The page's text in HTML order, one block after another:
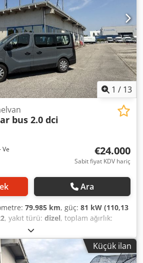
1 / 13
Ve
bus 2.0 dci
€24.000
Sabit fiyat KDV hariç
Ara
79.985 km, güç: 81 kW (110,13
, yakıt türü: dizel, toplam ağırlık:
türü:mekanik
ağırlık: 3020 kg Dodpfszgyxdjx
Küçük ilan